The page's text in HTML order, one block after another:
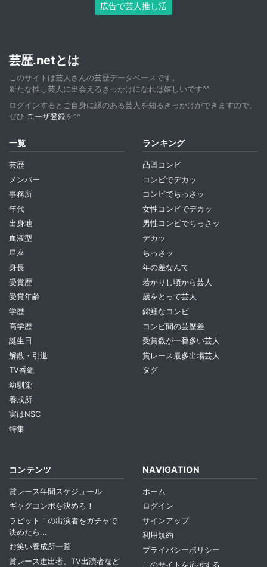
広告で芸人推し活
芸歴.netとは
このサイトは芸人さんの芸歴データベースです。
新たな推し芸人に出会えるきっかけになれば嬉しいです^^
ログインすると ご自身に縁のある芸人 を知るきっかけができますので、
ぜひ ユーザ登録を^^
一覧
芸歴
メンバー
事務所
年代
出身地
血液型
星座
身長
受賞歴
受賞年齢
学歴
高学歴
誕生日
解散・引退
TV番組
幼馴染
養成所
実はNSC
特集
ランキング
凸凹コンビ
コンビでデカッ
コンビでちっさッ
女性コンビでデカッ
男性コンビでちっさッ
デカッ
ちっさッ
年の差なんて
若かりし頃から芸人
歳をとって芸人
錦鯉なコンビ
コンビ間の芸歴差
受賞数が一番多い芸人
賞レース最多出場芸人
タグ
コンテンツ
賞レース年間スケジュール
ギャグコンボを決めろ！
ラビット！の出演者をガチャで
決めたら...
お笑い養成所一覧
賞レース進出者、TV出演者など
NAVIGATION
ホーム
ログイン
サインアップ
利用規約
プライバシーポリシー
このサイトを応援する